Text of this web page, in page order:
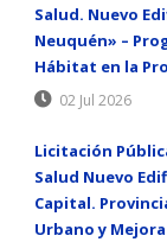
Salud. Nuevo
Neuquén» –
Hábitat en la
02 Jul 2026
Licitación
Salud Nuevo
Capital.
Urbano y